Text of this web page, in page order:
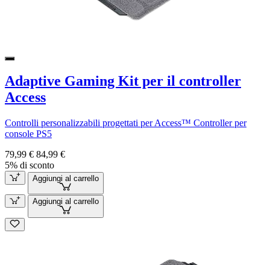
Adaptive Gaming Kit per il controller
Access
Controlli personalizzabili progettati per Access™ Controller per
console PS5
79,99 € 84,99 €
5% di sconto
Aggiungi al carrello
Aggiungi al carrello